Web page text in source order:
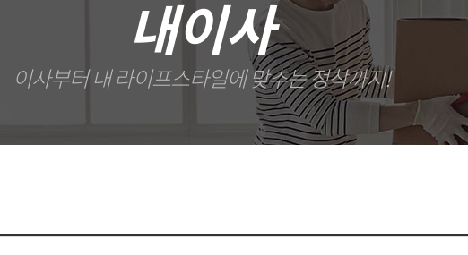
내이사
이사부터 내 라이프스타일에 맞추는 정착까지!